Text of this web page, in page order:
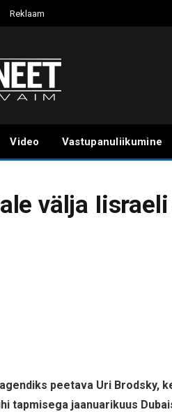
Reklaam
Video Vastupanuliikumine
välja
peetava Uri Brodsky,
tapmisega jaanuarikuus